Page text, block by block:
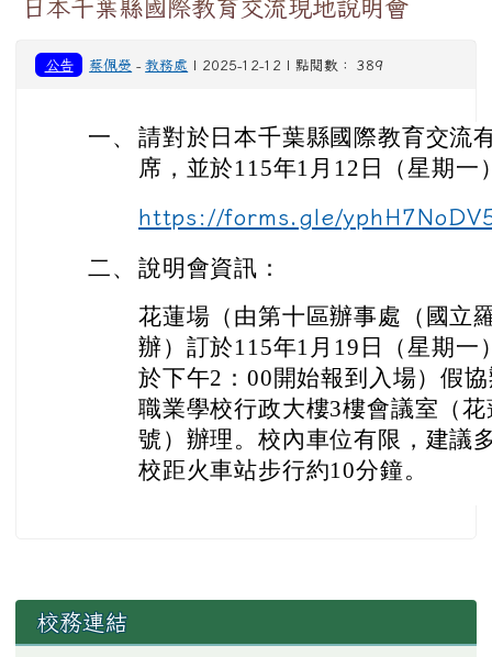
日本千葉縣國際教育交流現地說明會
公告 蔡佩熒 -教務處 | 2025-12-12 | 點閱數： 389
一、 請對於日本千葉縣國際教育交流
席，並於115年1月12日（星期一
https://forms.gle/
二、 說明會資訊：
花蓮場（由第十區辦事處（國立
辦）訂於115年1月19日（星期一
於下午2：00開始報到入場）假
職業學校行政大樓3樓會議室（
號）辦理。 校內車位有限，建議
校距火車站步行約10分鐘。
左邊區域內容
校務連結